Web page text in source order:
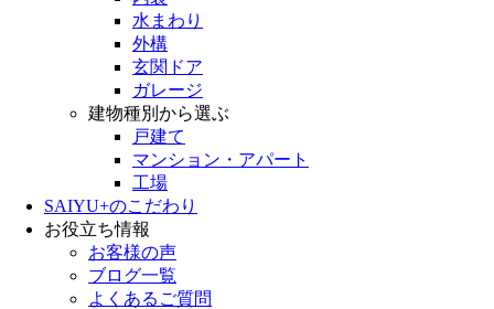
水まわり
外構
玄関ドア
ガレージ
建物種別から選ぶ
戸建て
マンション・アパート
工場
SAIYU+のこだわり
お役立ち情報
お客様の声
ブログ一覧
よくあるご質問